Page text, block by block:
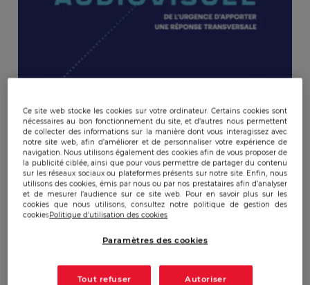
2 juin'21
Publication du livre blanc
: "Le piratage audiovisuel :
de l'urgence d'apporter
Ce site web stocke les cookies sur votre ordinateur. Certains cookies sont
nécessaires au bon fonctionnement du site, et d’autres nous permettent
de collecter des informations sur la manière dont vous interagissez avec
notre site web, afin d’améliorer et de personnaliser votre expérience de
navigation. Nous utilisons également des cookies afin de vous proposer de
la publicité ciblée, ainsi que pour vous permettre de partager du contenu
sur les réseaux sociaux ou plateformes présents sur notre site. Enfin, nous
utilisons des cookies, émis par nous ou par nos prestataires afin d’analyser
et de mesurer l’audience sur ce site web. Pour en savoir plus sur les
cookies que nous utilisons, consultez notre politique de gestion des
cookiesPolitique d'utilisation des cookies
Paramètres des cookies
Tout refuser Autoriser